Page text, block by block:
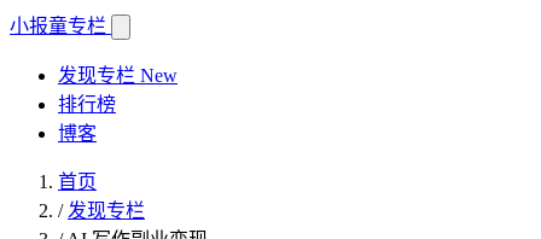
小报童专栏
发现专栏 New
排行榜
博客
首页
/ 发现专栏